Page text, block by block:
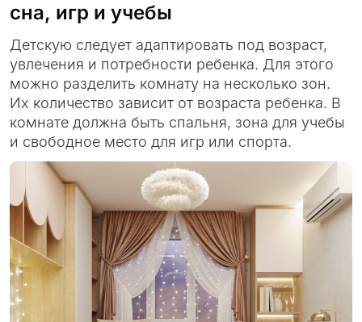
сна, игр и учебы
Детскую следует адаптировать под возраст,
увлечения и потребности ребенка. Для этого
можно разделить комнату на несколько зон.
Их количество зависит от возраста ребенка. В
комнате должна быть спальня, зона для учебы
и свободное место для игр или спорта.